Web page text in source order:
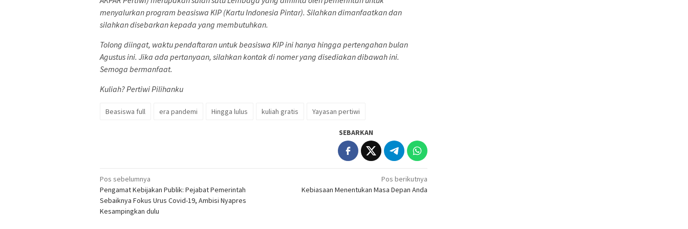
menyalurkan program beasiswa KIP (Kartu Indonesia Pintar). Silahkan dimanfaatkan dan
silahkan disebarkan kepada yang membutuhkan.
Tolong diingat, waktu pendaftaran untuk beasiswa KIP ini hanya hingga pertengahan bulan
Agustus ini. Jika ada pertanyaan, silahkan kontak di nomer yang disediakan dibawah ini.
Semoga bermanfaat.
Kuliah? Pertiwi Pilihanku
Beasiswa full era pandemi Hingga lulus kuliah gratis Yayasan pertiwi
SEBARKAN
Navigasi
pos
Pos sebelumnya
Pengamat Kebijakan Publik: Pejabat Pemerintah
Sebaiknya Fokus Urus Covid-19, Ambisi Nyapres
Kesampingkan dulu
Pos berikutnya
Kebiasaan Menentukan Masa Depan Anda